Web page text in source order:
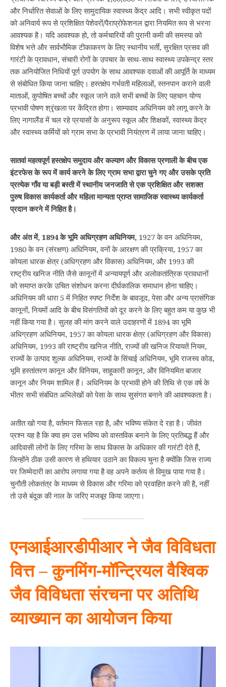
और निर्धारित सेवाओं के लिए सामुदायिक स्वास्थ्य केंद्र आदि। सभी स्वीकृत पदों
को अनिवार्य रूप से प्रशिक्षित पेशेवरों/पैराप्रोफेशनल द्वारा नियमित रूप से भरना
आवश्यक है। यदि आवश्यक हो, तो कर्मचारियों की पुरानी कमी की समस्या को
विशेष भत्ते और सार्वभौमिक टीकाकरण के लिए स्थानीय भर्ती, सुरक्षित प्रसव की
गारंटी के प्रावधान, संचारी रोगों के उपचार के साथ-साथ स्वास्थ्य उपकेन्द्र स्तर
तक अनियोजित निधियों पूर्ण उपयोग के साथ आवश्यक दवाओं की आपूर्ति के माध्यम
से संबोधित किया जाना चाहिए। हस्तक्षेप गर्भवती महिलाओं, स्तनपान कराने वाली
माताओं, कुपोषित बच्चों और स्कूल जाने वाले सभी बच्चों के लिए पहचान योग्य
प्रभावी पोषण श्रृंखला पर केंद्रित होगा। साम्यवाद अधिनियम को लागू करने के
लिए नागालैंड में चल रहे प्रयासों के अनुरूप स्कूल और शिक्षकों, स्वास्थ्य केंद्र
और स्वास्थ्य कर्मियों को ग्राम सभा के प्रभावी नियंत्रण में लाया जाना चाहिए।
सातवां महत्वपूर्ण हस्तक्षेप समुदाय और कल्याण और विकास प्रणाली के बीच एक
इंटरफेस के रूप में कार्य करने के लिए ग्राम सभा द्वारा चुने गए और उसके प्रति
प्रत्येक गाँव या बड़ी बस्ती में स्थानीय जनजाति से एक प्रशिक्षित और सशक्त
पुरुष विकास कार्यकर्ता और महिला मान्यता प्राप्त सामाजिक स्वास्थ्य कार्यकर्ता
प्रदान करने में निहित है।
और अंत में, 1894 के भूमि अधिग्रहण अधिनियम, 1927 के वन अधिनियम,
1980 के वन (संरक्षण) अधिनियम, वनों के आरक्षण की प्रक्रिया, 1957 का
कोयला धारक क्षेत्र (अधिग्रहण और विकास) अधिनियम, और 1993 की
राष्ट्रीय खनिज नीति जैसे कानूनों में अन्यायपूर्ण और अलोकतांत्रिक प्रावधानों
को समाप्त करके उचित संशोधन करना दीर्घकालिक समाधान होना चाहिए।
अधिनियम की धारा 5 में निहित स्पष्ट निर्देश के बावजूद, पेसा और अन्य प्रासंगिक
कानूनों, नियमों आदि के बीच विसंगतियों को दूर करने के लिए बहुत कम या कुछ भी
नहीं किया गया है। सुलह की मांग करने वाले उदाहरणों में 1894 का भूमि
अधिग्रहण अधिनियम, 1957 का कोयला धारक क्षेत्र (अधिग्रहण और विकास)
अधिनियम, 1993 की राष्ट्रीय खनिज नीति, राज्यों की खनिज रियायतें नियम,
राज्यों के उत्पाद शुल्क अधिनियम, राज्यों के सिंचाई अधिनियम, भूमि राजस्व कोड,
भूमि हस्तांतरण कानून और विनियम, साहूकारी कानून, और विनियमित बाजार
कानून और नियम शामिल हैं। अधिनियम के प्रभावी होने की तिथि से एक वर्ष के
भीतर सभी संबंधित अभिलेखों को पेसा के साथ सुसंगत बनाने की आवश्यकता है।
अतीत खो गया है, वर्तमान फिसल रहा है, और भविष्य संकेत दे रहा है। जीवंत
प्रश्न यह है कि क्या हम उस भविष्य को वास्तविक बनाने के लिए प्रतिबद्ध हैं और
आदिवासी लोगों के लिए गरिमा के साथ विकास के अधिकार की गारंटी देते हैं,
जिन्होंने ठीक उसी कारण से हथियार उठाने का विकल्प चुना है क्योंकि जिस राज्य
पर जिम्मेदारी का आरोप लगाया गया है वह अपने कर्तव्य से विमुख पाया गया है।
चुनौती लोकतंत्र के माध्यम से विकास और गरिमा को प्रवाहित करने की है, नहीं
तो उसे बंदूक की नाल के जरिए मजबूर किया जाएगा।
एनआईआरडीपीआर ने जैव विविधता
वित्त – कुनमिंग-मॉन्ट्रियल वैश्विक
जैव विविधता संरचना पर अतिथि
व्याख्यान का आयोजन किया